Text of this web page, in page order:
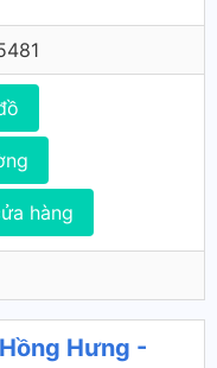
hàng
Hưng -